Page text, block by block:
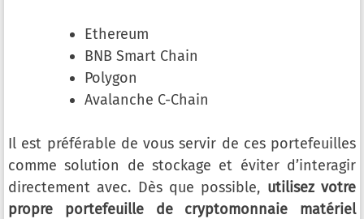
Ethereum
BNB Smart Chain
Polygon
Avalanche C-Chain
Il est préférable de vous servir de ces portefeuilles
comme solution de stockage et éviter d’interagir
directement avec. Dès que possible, utilisez votre
propre portefeuille de cryptomonnaie matériel